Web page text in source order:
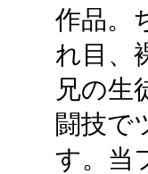
作品。
れ目、
兄の生
闘技で
す。当